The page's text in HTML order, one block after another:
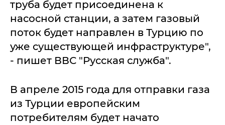
труба будет присоединена к
насосной станции, а затем газовый
поток будет направлен в Турцию по
уже существующей инфраструктуре",
- пишет ВВС "Русская служба".
В апреле 2015 года для отправки газа
из Турции европейским
потребителям будет начато